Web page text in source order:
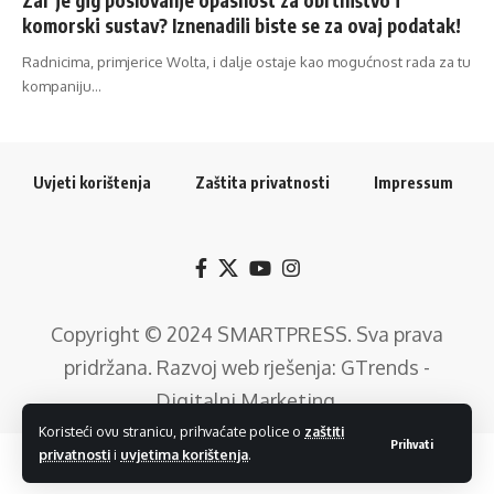
Koristeći ovu stranicu, prihvaćate police o zaštiti
privatnostii uvjetima korištenja.
Prihvati
komorski sustav? Iznenadili biste se za ovaj podatak!
Radnicima, primjerice Wolta, i dalje ostaje kao mogućnost rada za tu
kompaniju…
Uvjeti korištenja Zaštita privatnosti Impressum
Copyright © 2024 SMARTPRESS. Sva prava
pridržana. Razvoj web rješenja: GTrends -
Digitalni Marketing.